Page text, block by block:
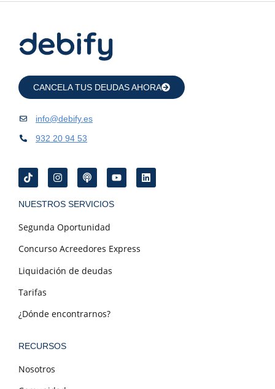
CANCELA TUS DEUDAS AHORA
info@debify.es
932 20 94 53
NUESTROS SERVICIOS
Segunda Oportunidad
Concurso Acreedores Express
Liquidación de deudas
Tarifas
¿Dónde encontrarnos?
RECURSOS
Nosotros